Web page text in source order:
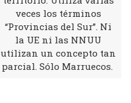
veces los términos
“Provincias del Sur”. Ni
la UE ni las NNUU
utilizan un concepto tan
parcial. Sólo Marruecos.